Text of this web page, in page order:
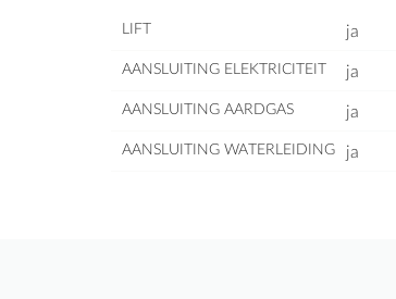
LIFT ja
AANSLUITING ELEKTRICITEIT ja
AANSLUITING AARDGAS ja
AANSLUITING WATERLEIDING ja